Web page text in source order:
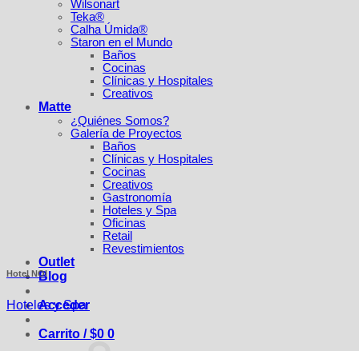
Wilsonart
Teka®
Calha Úmida®
Staron en el Mundo
Baños
Cocinas
Clínicas y Hospitales
Creativos
Matte
¿Quiénes Somos?
Galería de Proyectos
Baños
Clínicas y Hospitales
Cocinas
Creativos
Gastronomía
Hoteles y Spa
Oficinas
Retail
Revestimientos
Outlet
Blog
Acceder
Carrito /$0 0
Hotel NOI
Hoteles y Spa